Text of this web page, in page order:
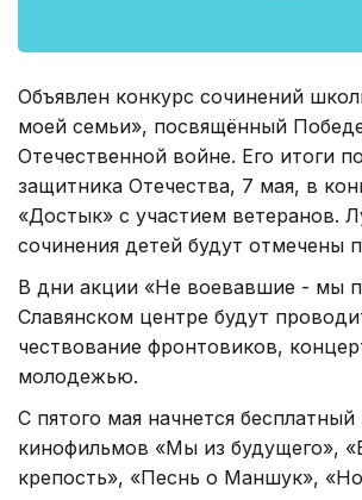
Объявлен конкурс сочинений
моей семьи», посвящённый
Отечественной войне. Его итоги
защитника Отечества, 7 мая, в
«Достык» с участием ветеранов.
сочинения детей будут отмечены
В дни акции «Не воевавшие - мы
Славянском центре будут
чествование фронтовиков,
молодежью.
С пятого мая начнется бесплатный
кинофильмов «Мы из будущего»,
крепость», «Песнь о Маншук»,